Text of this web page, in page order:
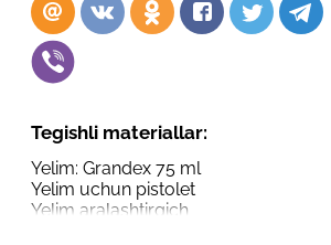
Tegishli materiallar:
Yelim: Grandex 75 ml
Yelim uchun pistolet
Yelim aralashtirgich